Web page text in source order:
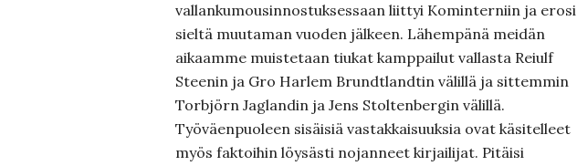
vallankumousinnostuksessaan liittyi Kominterniin ja erosi
sieltä muutaman vuoden jälkeen. Lähempänä meidän
aikaamme muistetaan tiukat kamppailut vallasta Reiulf
Steenin ja Gro Harlem Brundtlandtin välillä ja sittemmin
Torbjörn Jaglandin ja Jens Stoltenbergin välillä.
Työväenpuoleen sisäisiä vastakkaisuuksia ovat käsitelleet
myös faktoihin löysästi nojanneet kirjailijat. Pitäisi